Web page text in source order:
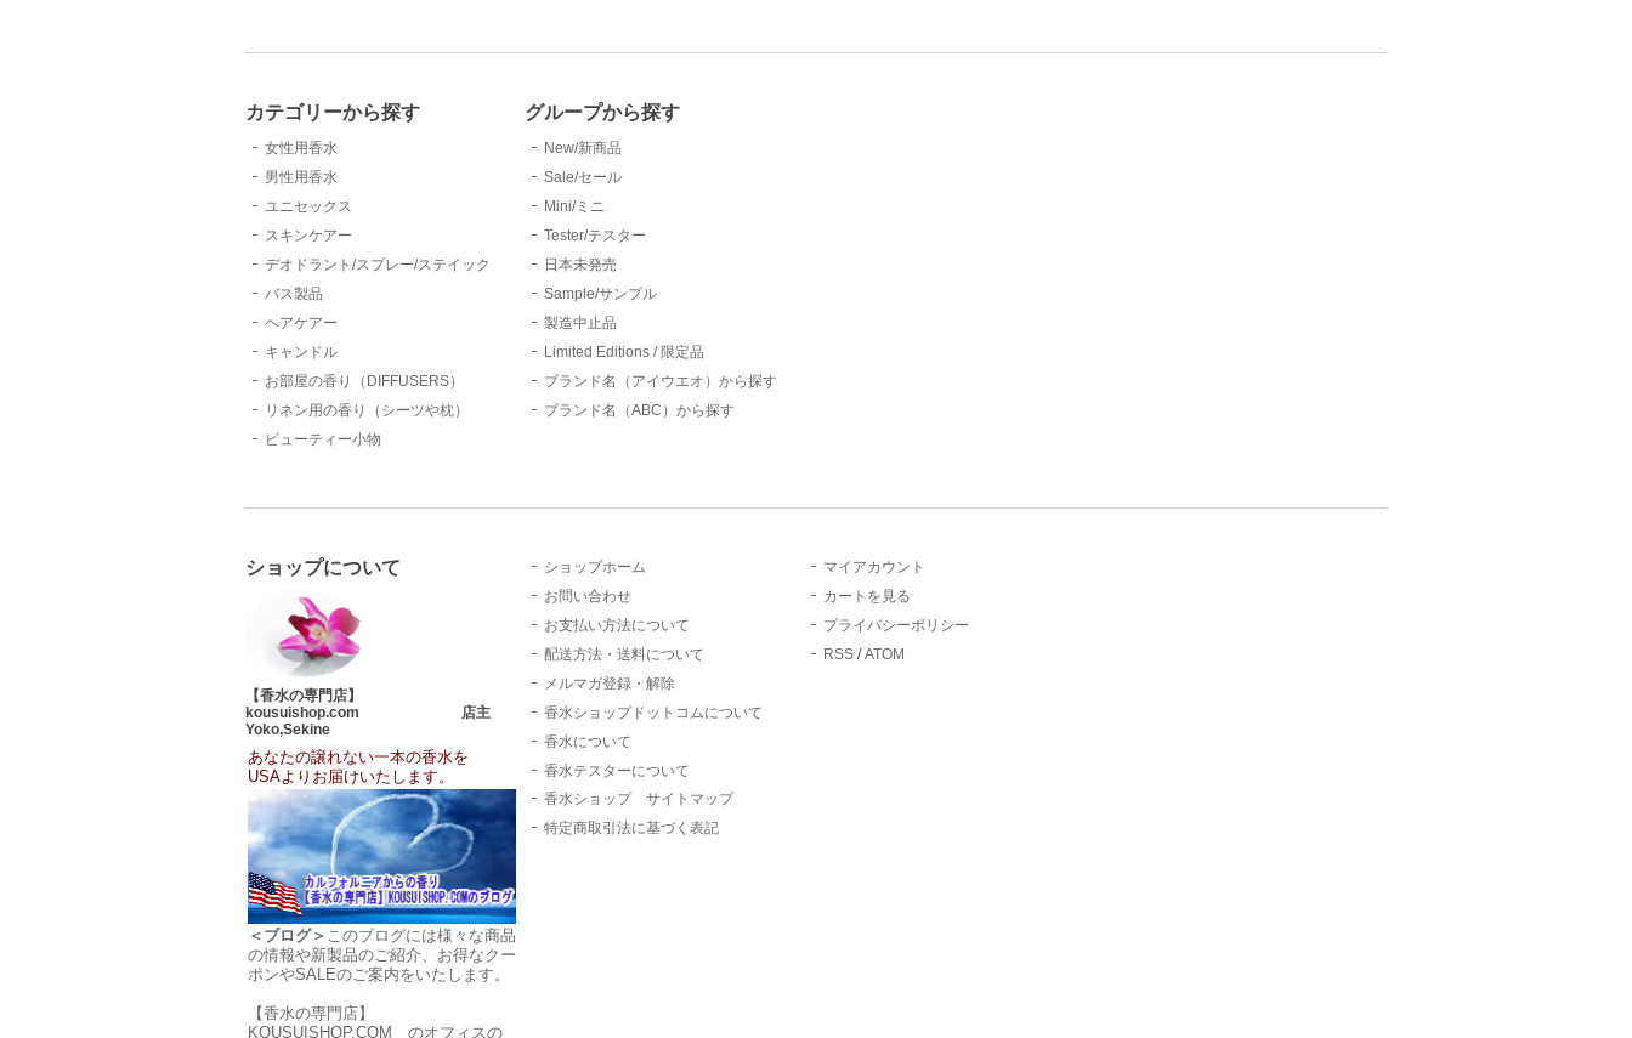
カテゴリーから探す
女性用香水
男性用香水
ユニセックス
スキンケアー
デオドラント/スプレー/ステイック
バス製品
ヘアケアー
キャンドル
お部屋の香り（DIFFUSERS）
リネン用の香り（シーツや枕）
ビューティー小物
グループから探す
New/新商品
Sale/セール
Mini/ミニ
Tester/テスター
日本未発売
Sample/サンプル
製造中止品
Limited Editions / 限定品
ブランド名（アイウエオ）から探す
ブランド名（ABC）から探す
ショップについて
【香水の専門店】
kousuishop.com 店主
Yoko,Sekine
あなたの譲れない一本の香水を
USAよりお届けいたします。
＜ブログ＞ このブログには様々な商品
の情報や新製品のご紹介、お得なクー
ポンやSALEのご案内をいたします。
【香水の専門店】
KOUSUISHOP.COM のオフィスの
ショップホーム
お問い合わせ
お支払い方法について
配送方法・送料について
メルマガ登録・解除
香水ショップドットコムについて
香水について
香水テスターについて
香水ショップ サイトマップ
特定商取引法に基づく表記
マイアカウント
カートを見る
プライバシーポリシー
RSS /ATOM